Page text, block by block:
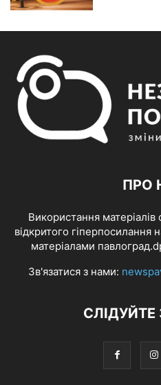
ПРО
Використання матеріалів
відкритого гіперпосилання
матеріалами
Зв'язатися з нами: